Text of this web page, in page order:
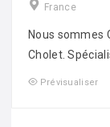
France
Nous sommes
Cholet.
Prévisualiser